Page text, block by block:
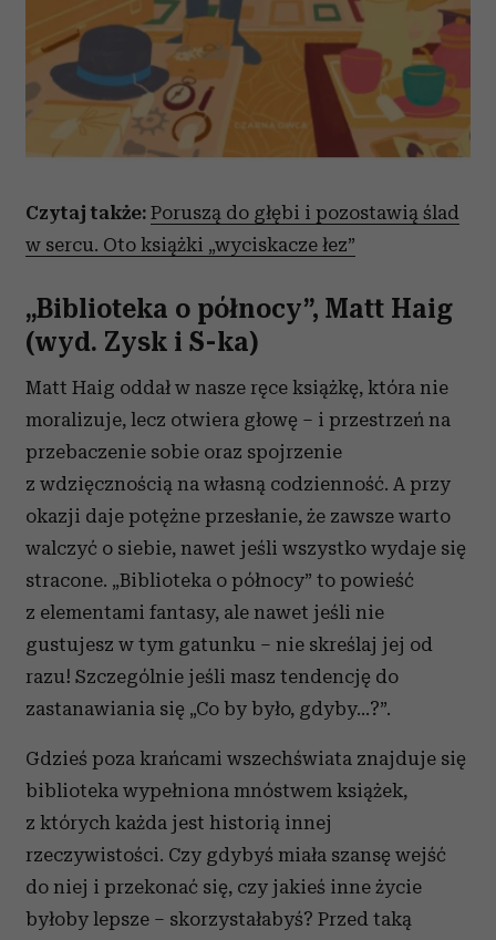
Czytaj także: Poruszą do głębi i pozostawią ślad
w sercu. Oto książki „wyciskacze łez”
„Biblioteka o północy”, Matt Haig
(wyd. Zysk i S-ka)
Matt Haig oddał w nasze ręce książkę, która nie
moralizuje, lecz otwiera głowę – i przestrzeń na
przebaczenie sobie oraz spojrzenie
z wdzięcznością na własną codzienność. A przy
okazji daje potężne przesłanie, że zawsze warto
walczyć o siebie, nawet jeśli wszystko wydaje się
stracone. „Biblioteka o północy” to powieść
z elementami fantasy, ale nawet jeśli nie
gustujesz w tym gatunku – nie skreślaj jej od
razu! Szczególnie jeśli masz tendencję do
zastanawiania się „Co by było, gdyby…?”.
Gdzieś poza krańcami wszechświata znajduje się
biblioteka wypełniona mnóstwem książek,
z których każda jest historią innej
rzeczywistości. Czy gdybyś miała szansę wejść
do niej i przekonać się, czy jakieś inne życie
byłoby lepsze – skorzystałabyś? Przed taką